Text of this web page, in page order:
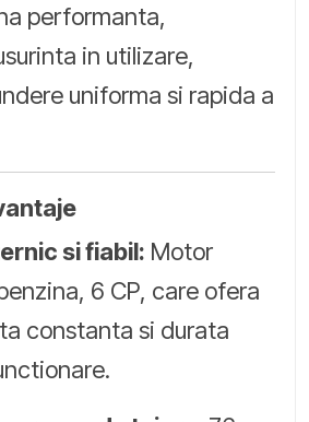
performanta,
in utilizare,
uniforma si rapida a
si fiabil: Motor
6 CP, care ofera
constanta si durata